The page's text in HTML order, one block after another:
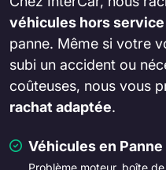
véhicules hors service
panne. Même si votre
subi un accident ou
coûteuses, nous vous
rachat adaptée.
Véhicules en Panne
Problème moteur, boîte